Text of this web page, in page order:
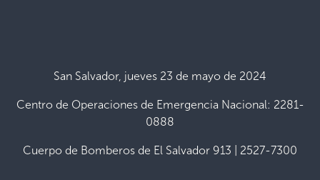
San Salvador, jueves 23 de mayo de 2024
Centro de Operaciones de Emergencia Nacional: 2281-
0888
Cuerpo de Bomberos de El Salvador 913 | 2527-7300